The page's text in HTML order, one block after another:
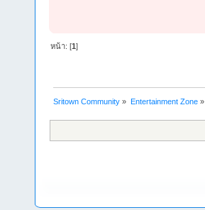
หน้า: [1]
Sritown Community » Entertainment Zone»